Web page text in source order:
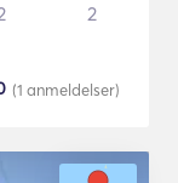
2
(1 anmeldelser)